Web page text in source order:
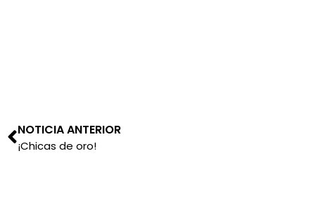
NOTICIA ANTERIOR
¡Chicas de oro!